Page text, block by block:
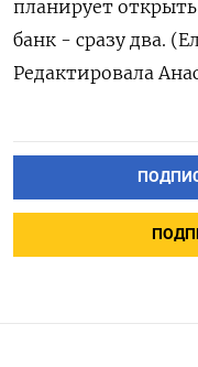
планирует
банк - сразу два.
Редактировала